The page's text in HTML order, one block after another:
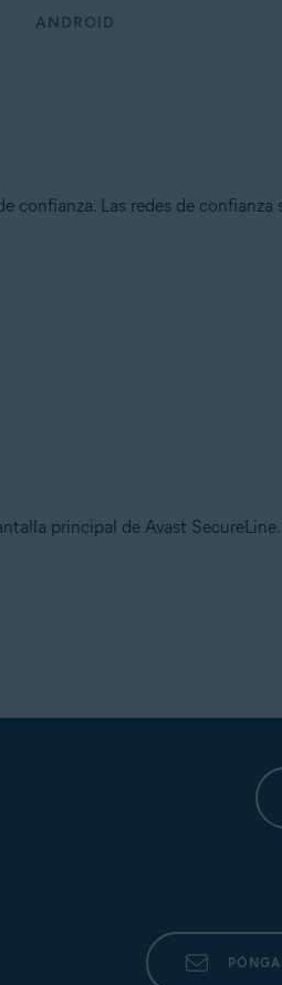
ANDROID
confianza. Las redes de
principal de Avast SecureLine.